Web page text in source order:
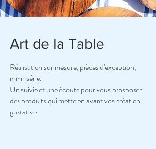
Art de la Table
Réalisation sur mesure, pièces d'exception,
mini-série.
Un suivie et une écoute pour vous prosposer
des produits qui mette en avant vos création
gustative